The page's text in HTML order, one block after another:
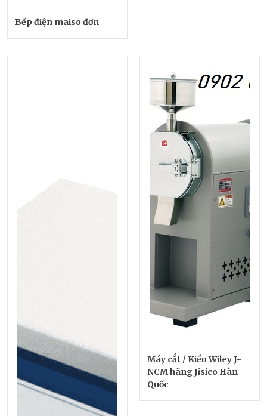
Bếp điện maiso đơn
Máy cắt / Kiểu Wiley J-
NCM hãng Jisico Hàn
Quốc